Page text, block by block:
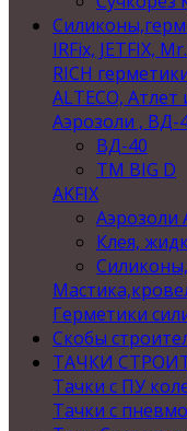
IRFix, JETFIX,
RICH
ALTECO,
Аэрозоли , ВД-
ВД-40
TM BIG D
AKFIX
Аэрозоли
Клея,
Герметики
Скобы
ТАЧКИ
Тачки с ПУ
Тачки с